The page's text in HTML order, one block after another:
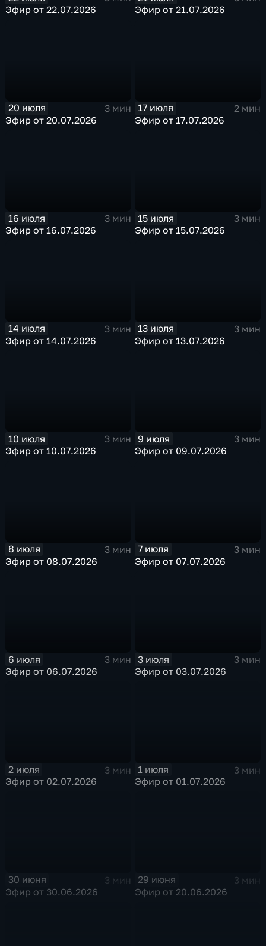
Эфир от 22.07.2026
Эфир от 21.07.2026
20 июля
3 мин
Эфир от 20.07.2026
17 июля
2 мин
Эфир от 17.07.2026
16 июля
3 мин
Эфир от 16.07.2026
15 июля
3 мин
Эфир от 15.07.2026
14 июля
3 мин
Эфир от 14.07.2026
13 июля
3 мин
Эфир от 13.07.2026
10 июля
3 мин
Эфир от 10.07.2026
9 июля
3 мин
Эфир от 09.07.2026
8 июля
3 мин
Эфир от 08.07.2026
7 июля
3 мин
Эфир от 07.07.2026
6 июля
3 мин
Эфир от 06.07.2026
3 июля
3 мин
Эфир от 03.07.2026
2 июля
3 мин
Эфир от 02.07.2026
1 июля
3 мин
Эфир от 01.07.2026
30 июня
3 мин
Эфир от 30.06.2026
29 июня
3 мин
Эфир от 20.06.2026